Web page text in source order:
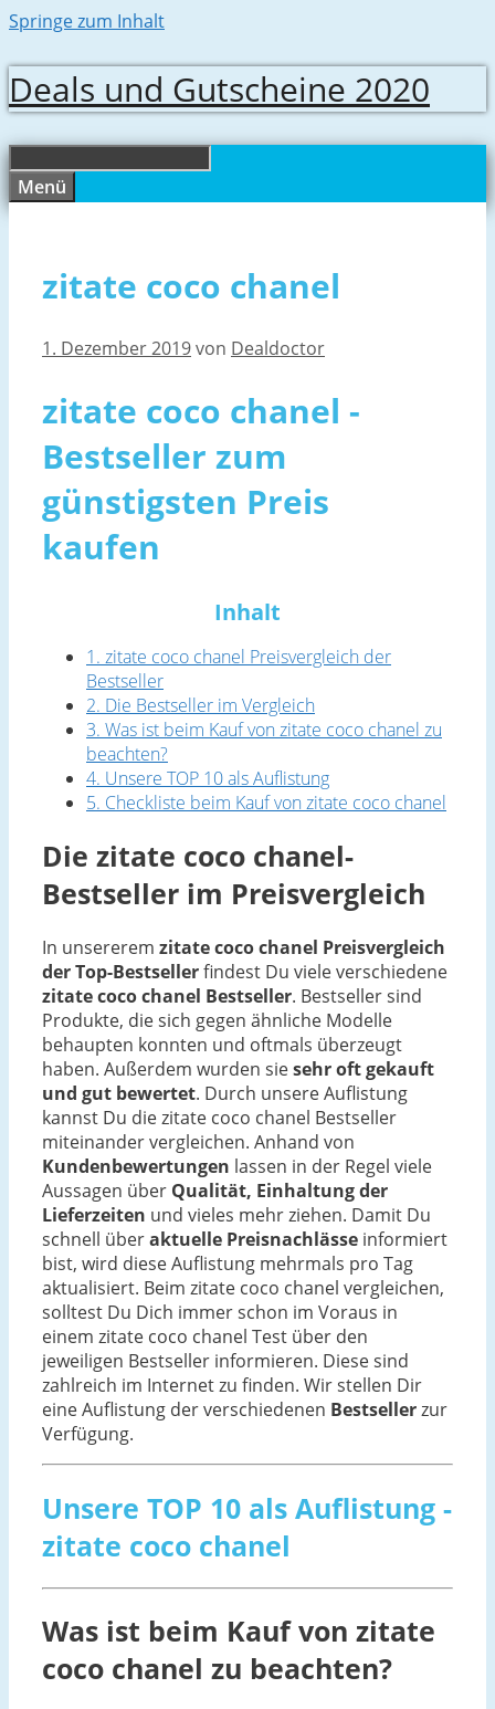
Springe zum Inhalt
Deals und Gutscheine 2020
Menü
zitate coco chanel
1. Dezember 2019von Dealdoctor
zitate coco chanel -
Bestseller zum
günstigsten Preis
kaufen
Inhalt
1. zitate coco chanel Preisvergleich der
Bestseller
2. Die Bestseller im Vergleich
3. Was ist beim Kauf von zitate coco chanel zu
beachten?
4. Unsere TOP 10 als Auflistung
5. Checkliste beim Kauf von zitate coco chanel
Die zitate coco chanel-
Bestseller im Preisvergleich
In unsererem zitate coco chanel Preisvergleich
der Top-Bestsellerfindest Du viele verschiedene
zitate coco chanel Bestseller. Bestseller sind
Produkte, die sich gegen ähnliche Modelle
behaupten konnten und oftmals überzeugt
haben. Außerdem wurden siesehr oft gekauft
und gut bewertet. Durch unsere Auflistung
kannst Du die zitate coco chanel Bestseller
miteinander vergleichen. Anhand von
Kundenbewertungen lassen in der Regel viele
Aussagen über Qualität, Einhaltung der
Lieferzeiten und vieles mehr ziehen. Damit Du
schnell überaktuelle Preisnachlässe informiert
bist, wird diese Auflistung mehrmals pro Tag
aktualisiert. Beim zitate coco chanel vergleichen,
solltest Du Dich immer schon im Voraus in
einem zitate coco chanel Test über den
jeweiligen Bestseller informieren. Diese sind
zahlreich im Internet zu finden. Wir stellen Dir
eine Auflistung der verschiedenen Bestsellerzur
Verfügung.
Unsere TOP 10 als Auflistung -
zitate coco chanel
Was ist beim Kauf von zitate
coco chanel zu beachten?